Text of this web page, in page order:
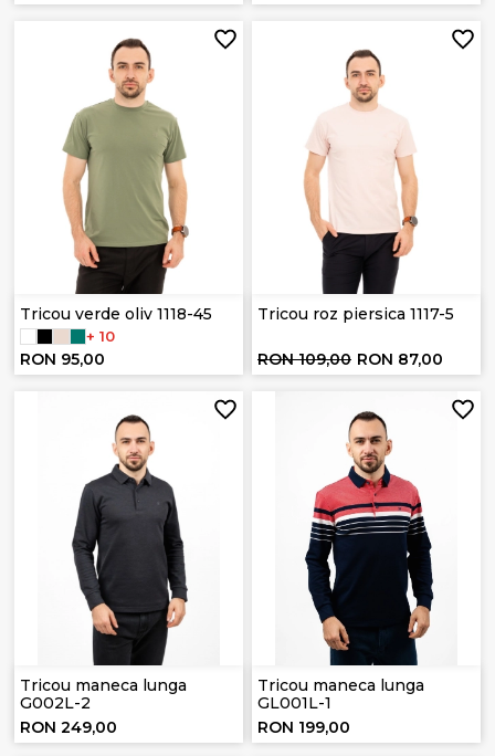
Tricou verde oliv 1118-45
+ 10
RON 95,00
Tricou roz piersica 1117-5
RON 109,00 RON 87,00
Tricou maneca lunga
G002L-2
RON 249,00
Tricou maneca lunga
GL001L-1
RON 199,00